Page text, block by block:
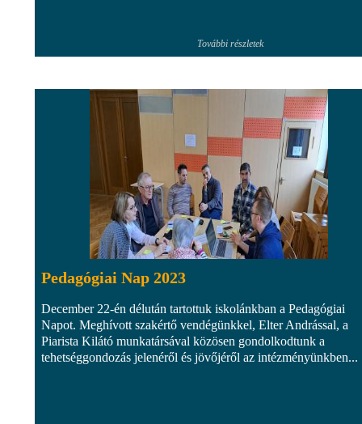
További részletek
Pedagógiai Nap 2023
December 22-én délután tartottuk iskolánkban a Pedagógiai
Napot. Meghívott szakértő vendégünkkel, Elter Andrással, a
Piarista Kilátó munkatársával közösen gondolkodtunk a
tehetséggondozás jelenéről és jövőjéről az intézményünkben...